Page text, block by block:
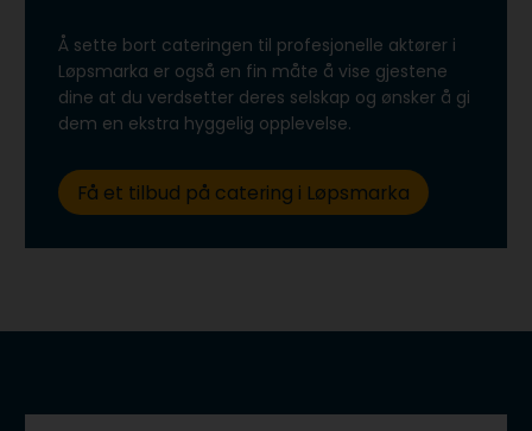
Å sette bort cateringen til profesjonelle aktører i
Løpsmarka er også en fin måte å vise gjestene
dine at du verdsetter deres selskap og ønsker å gi
dem en ekstra hyggelig opplevelse.
Få et tilbud på catering i Løpsmarka